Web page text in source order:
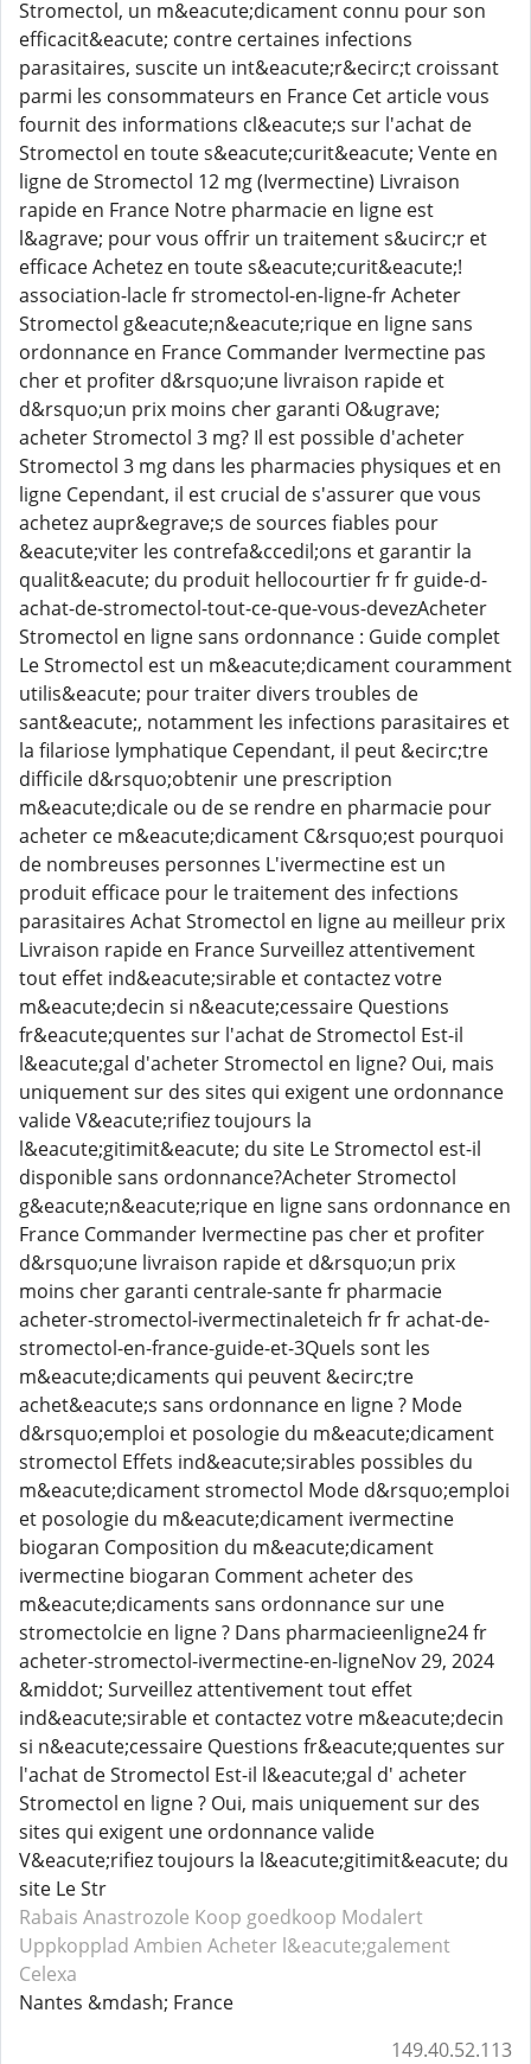
Stromectol, un m&eacute;dicament connu pour son
efficacit&eacute; contre certaines infections
parasitaires, suscite un int&eacute;r&ecirc;t croissant
parmi les consommateurs en France Cet article vous
fournit des informations cl&eacute;s sur l'achat de
Stromectol en toute s&eacute;curit&eacute; Vente en
ligne de Stromectol 12 mg (Ivermectine) Livraison
rapide en France Notre pharmacie en ligne est
l&agrave; pour vous offrir un traitement s&ucirc;r et
efficace Achetez en toute s&eacute;curit&eacute;!
association-lacle fr stromectol-en-ligne-fr Acheter
Stromectol g&eacute;n&eacute;rique en ligne sans
ordonnance en France Commander Ivermectine pas
cher et profiter d&rsquo;une livraison rapide et
d&rsquo;un prix moins cher garanti O&ugrave;
acheter Stromectol 3 mg? Il est possible d'acheter
Stromectol 3 mg dans les pharmacies physiques et en
ligne Cependant, il est crucial de s'assurer que vous
achetez aupr&egrave;s de sources fiables pour
&eacute;viter les contrefa&ccedil;ons et garantir la
qualit&eacute; du produit hellocourtier fr fr guide-d-
achat-de-stromectol-tout-ce-que-vous-devezAcheter
Stromectol en ligne sans ordonnance : Guide complet
Le Stromectol est un m&eacute;dicament couramment
utilis&eacute; pour traiter divers troubles de
sant&eacute;, notamment les infections parasitaires et
la filariose lymphatique Cependant, il peut &ecirc;tre
difficile d&rsquo;obtenir une prescription
m&eacute;dicale ou de se rendre en pharmacie pour
acheter ce m&eacute;dicament C&rsquo;est pourquoi
de nombreuses personnes L'ivermectine est un
produit efficace pour le traitement des infections
parasitaires Achat Stromectol en ligne au meilleur prix
Livraison rapide en France Surveillez attentivement
tout effet ind&eacute;sirable et contactez votre
m&eacute;decin si n&eacute;cessaire Questions
fr&eacute;quentes sur l'achat de Stromectol Est-il
l&eacute;gal d'acheter Stromectol en ligne? Oui, mais
uniquement sur des sites qui exigent une ordonnance
valide V&eacute;rifiez toujours la
l&eacute;gitimit&eacute; du site Le Stromectol est-il
disponible sans ordonnance?Acheter Stromectol
g&eacute;n&eacute;rique en ligne sans ordonnance en
France Commander Ivermectine pas cher et profiter
d&rsquo;une livraison rapide et d&rsquo;un prix
moins cher garanti centrale-sante fr pharmacie
acheter-stromectol-ivermectinaleteich fr fr achat-de-
stromectol-en-france-guide-et-3Quels sont les
m&eacute;dicaments qui peuvent &ecirc;tre
achet&eacute;s sans ordonnance en ligne ? Mode
d&rsquo;emploi et posologie du m&eacute;dicament
stromectol Effets ind&eacute;sirables possibles du
m&eacute;dicament stromectol Mode d&rsquo;emploi
et posologie du m&eacute;dicament ivermectine
biogaran Composition du m&eacute;dicament
ivermectine biogaran Comment acheter des
m&eacute;dicaments sans ordonnance sur une
stromectolcie en ligne ? Dans pharmacieenligne24 fr
acheter-stromectol-ivermectine-en-ligneNov 29, 2024
&middot; Surveillez attentivement tout effet
ind&eacute;sirable et contactez votre m&eacute;decin
si n&eacute;cessaire Questions fr&eacute;quentes sur
l'achat de Stromectol Est-il l&eacute;gal d' acheter
Stromectol en ligne ? Oui, mais uniquement sur des
sites qui exigent une ordonnance valide
V&eacute;rifiez toujours la l&eacute;gitimit&eacute; du
site Le Str
Rabais Anastrozole Koop goedkoop Modalert
Uppkopplad Ambien Acheter l&eacute;galement
Celexa
Nantes &mdash; France
149.40.52.113